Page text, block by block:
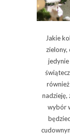
Jakie
zielony,
również
nadzieję,
wybór